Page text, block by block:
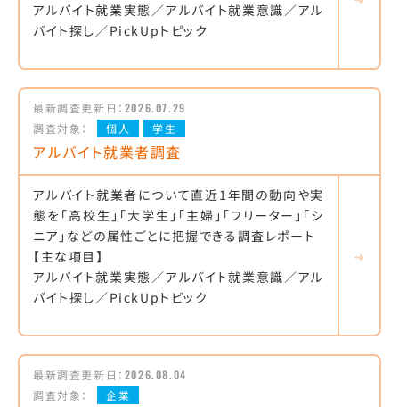
アルバイト就業実態／アルバイト就業意識／アル
バイト探し／PickUpトピック
最新調査更新日： 2026.07.29
調査対象：
個人 学生
アルバイト就業者調査
アルバイト就業者について直近1年間の動向や実
態を「高校生」「大学生」「主婦」「フリーター」「シ
ニア」などの属性ごとに把握できる調査レポート
【主な項目】
アルバイト就業実態／アルバイト就業意識／アル
バイト探し／PickUpトピック
最新調査更新日： 2026.08.04
調査対象：
企業